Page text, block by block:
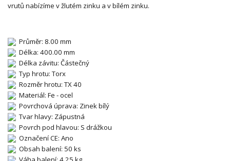
vrutů nabízíme v žlutém zinku a v bílém zinku.
Průměr: 8.00 mm
Délka: 400.00 mm
Délka závitu: Částečný
Typ hrotu: Torx
Rozměr hrotu: TX 40
Materiál: Fe - ocel
Povrchová úprava: Zinek bílý
Tvar hlavy: Zápustná
Povrch pod hlavou: S drážkou
Označení CE: Ano
Obsah balení: 50 ks